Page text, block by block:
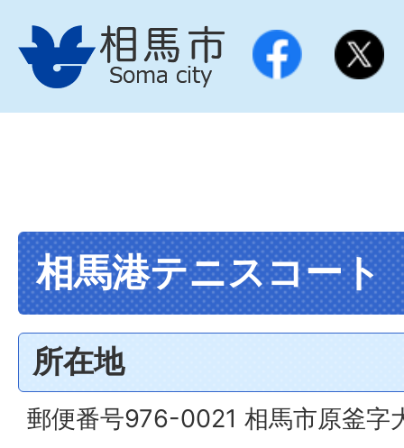
相馬港テニスコート
所在地
郵便番号976-0021 相馬市原釜字